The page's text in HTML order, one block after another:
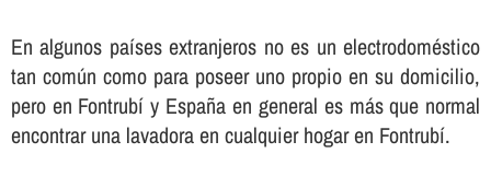
En algunos paí­ses extranjeros no es un electrodoméstico
tan común como para poseer uno propio en su domicilio,
pero en Fontrubí y España en general es más que normal
encontrar una lavadora en cualquier hogar en Fontrubí.